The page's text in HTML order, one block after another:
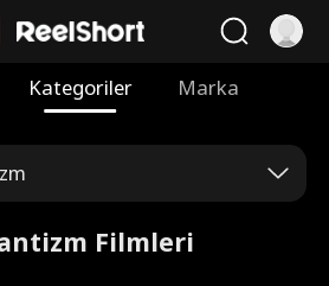
Kategoriler Marka
Filmleri